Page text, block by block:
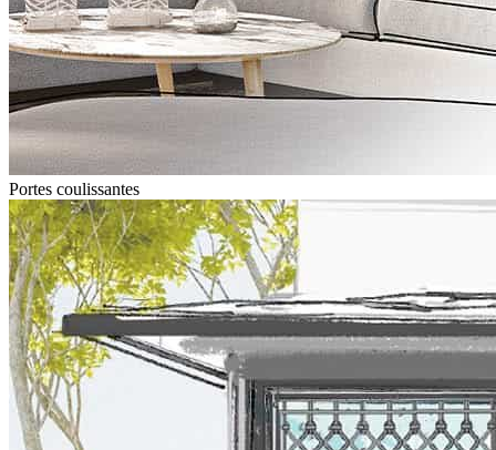
Portes coulissantes